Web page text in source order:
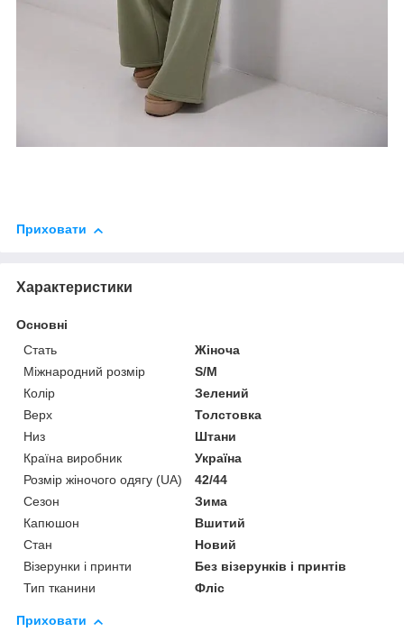
Приховати
Характеристики
Основні
Стать
Жіноча
Міжнародний розмір
S/M
Колір
Зелений
Верх
Толстовка
Низ
Штани
Країна виробник
Україна
Розмір жіночого одягу (UA)
42/44
Сезон
Зима
Капюшон
Вшитий
Стан
Новий
Візерунки і принти
Без візерунків і принтів
Тип тканини
Фліс
Приховати